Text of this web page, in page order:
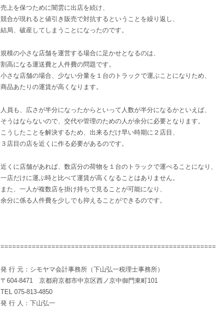
売上を保つために闇雲に出店を続け、
競合が現れると値引き販売で対抗するということを繰り返し、
結局、破産してしまうことになったのです。
規模の小さな店舗を運営する場合に足かせとなるのは、
割高になる運送費と人件費の問題です。
小さな店舗の場合、少ない分量を１台のトラックで運ぶことになりため、
商品あたりの運賃が高くなります。
人員も、広さが半分になったからといって人数が半分になるかといえば、
そうはならないので、交代や管理のための人が余分に必要となります。
こうしたことを解決するため、出来るだけ早い時期に２店目、
３店目の店を近くに作る必要があるのです。
近くに店舗があれば、数店分の荷物を１台のトラックで運べることになり、
一店だけに運ぶ時と比べて運賃が高くなることはありません。
また、一人が複数店を掛け持ちで見ることが可能になり、
余分に係る人件費を少しでも抑えることができるのです。
発 行 元：シモヤマ会計事務所（下山弘一税理士事務所）
〒604-8471 京都府京都市中京区西ノ京中御門東町101
TEL 075-813-4850
発 行 人：下山弘一